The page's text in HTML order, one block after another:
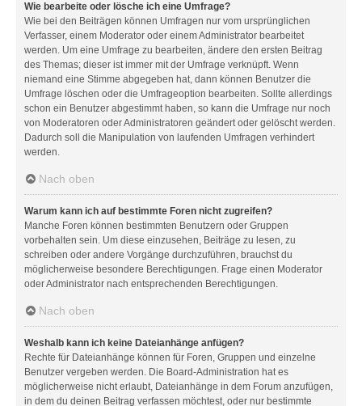
Wie bearbeite oder lösche ich eine Umfrage?
Wie bei den Beiträgen können Umfragen nur vom ursprünglichen
Verfasser, einem Moderator oder einem Administrator bearbeitet
werden. Um eine Umfrage zu bearbeiten, ändere den ersten Beitrag
des Themas; dieser ist immer mit der Umfrage verknüpft. Wenn
niemand eine Stimme abgegeben hat, dann können Benutzer die
Umfrage löschen oder die Umfrageoption bearbeiten. Sollte allerdings
schon ein Benutzer abgestimmt haben, so kann die Umfrage nur noch
von Moderatoren oder Administratoren geändert oder gelöscht werden.
Dadurch soll die Manipulation von laufenden Umfragen verhindert
werden.
Nach oben
Warum kann ich auf bestimmte Foren nicht zugreifen?
Manche Foren können bestimmten Benutzern oder Gruppen
vorbehalten sein. Um diese einzusehen, Beiträge zu lesen, zu
schreiben oder andere Vorgänge durchzuführen, brauchst du
möglicherweise besondere Berechtigungen. Frage einen Moderator
oder Administrator nach entsprechenden Berechtigungen.
Nach oben
Weshalb kann ich keine Dateianhänge anfügen?
Rechte für Dateianhänge können für Foren, Gruppen und einzelne
Benutzer vergeben werden. Die Board-Administration hat es
möglicherweise nicht erlaubt, Dateianhänge in dem Forum anzufügen,
in dem du deinen Beitrag verfassen möchtest, oder nur bestimmte